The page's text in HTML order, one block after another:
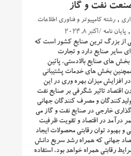
نفت و گاز
,رشته کامپیوتر و فناوری اطلاعات
, پایان نامه / اکتبر 8, 2024
از بزرگ‌ ترین صنایع کشور است که
سایر صنایع دارد و تجارت
بخش های صنایع بالادستی، پائین
بخش های خدمات پشتیبانی
افزایش میزان بهره وری در این
اقتصاد تاثیر شگرفی بر صنایع نفت
و مصرف کنندگان جهانی
خارجی در صنایع نفت و گاز می
درآمد در اقتصاد و تقویت ظرفیت
و بهبود توان رقابتی محصولات ایجاد
جهانی که همراه رشد سریع دانش
رقابتی همراه خواهد بود، استفاده